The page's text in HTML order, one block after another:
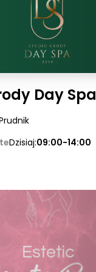
Day Spa
Dzisiaj:09:00-14:00